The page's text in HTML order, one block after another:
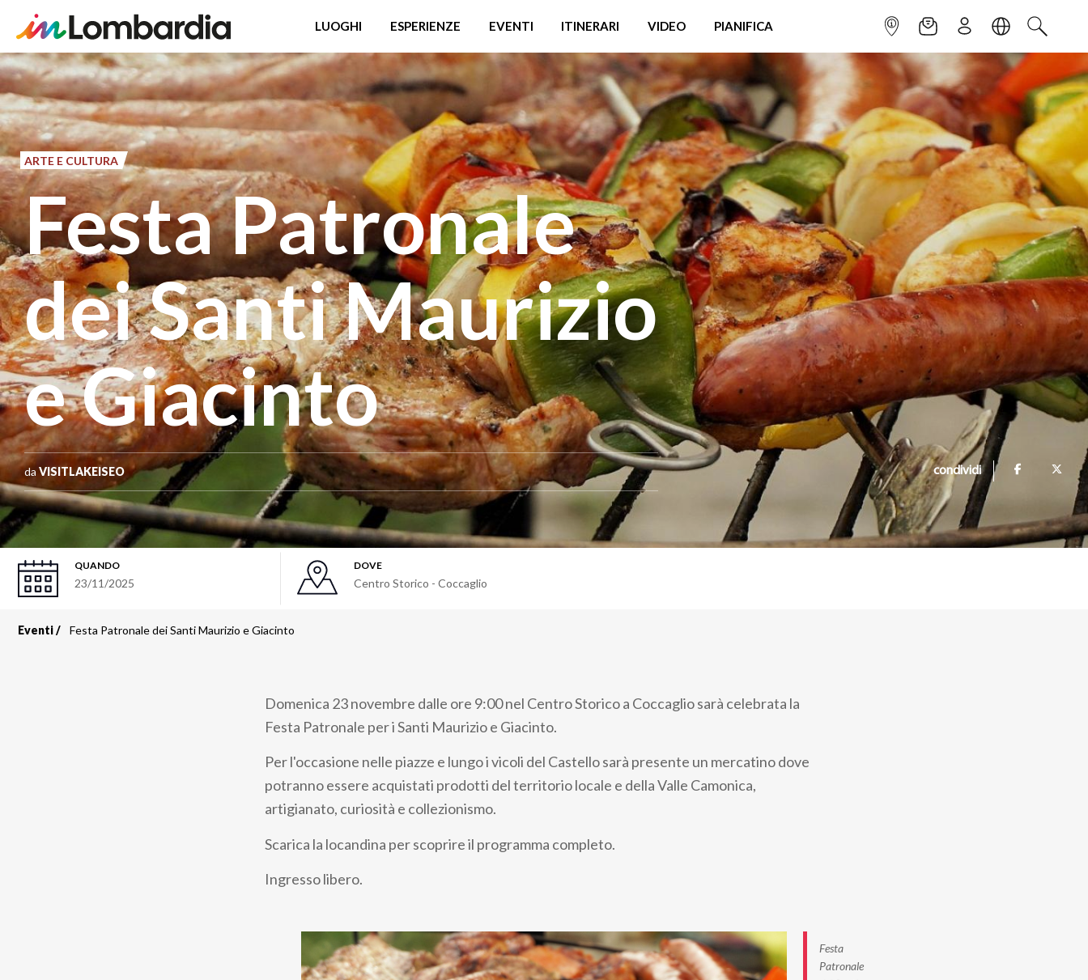
Salta
contenuto
principale
LUOGHI ESPERIENZE EVENTI ITINERARI VIDEO PIANIFICA INFOPOINTNEWSLETTER
ISCRIVITILINGUACERCA
ARTE E CULTURA
Festa Patronale
dei Santi Maurizio
e Giacinto
da VISITLAKEISEO condividi
QUANDO
23/11/2025
DOVE
Centro Storico - Coccaglio
Eventi Festa Patronale dei Santi Maurizio e Giacinto
Domenica 23 novembre dalle ore 9:00 nel Centro Storico a Coccaglio sarà celebrata la
Festa Patronale per i Santi Maurizio e Giacinto.
Per l'occasione nelle piazze e lungo i vicoli del Castello sarà presente un mercatino dove
potranno essere acquistati prodotti del territorio locale e della Valle Camonica,
artigianato, curiosità e collezionismo.
Scarica la locandina per scoprire il programma completo.
Ingresso libero.
Festa
Patronale